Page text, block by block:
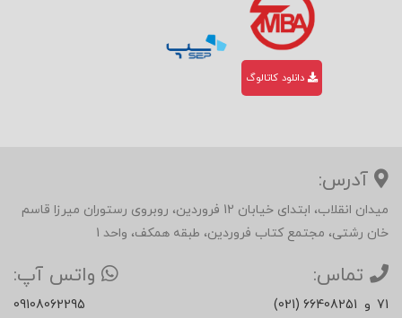
دانلود کاتالوگ
آدرس:
میدان انقلاب، ابتدای خیابان 12 فروردین، روبروی رستوران میرزا قاسم
خان رشتی، مجتمع کتاب فروردین، طبقه همکف، واحد 1
تماس:
(021) 66408251 و 71
واتس آپ:
09108062295